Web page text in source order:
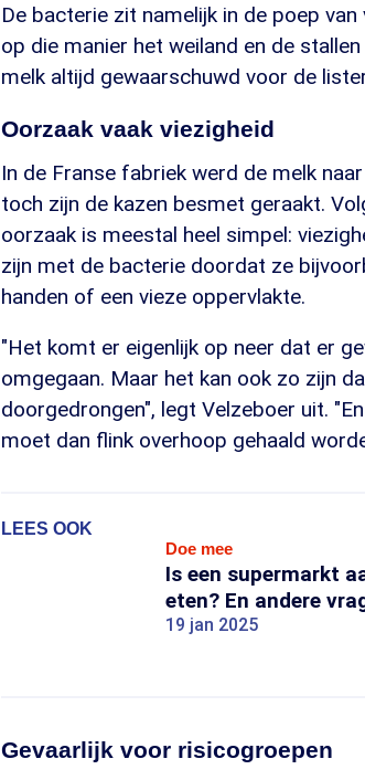
De bacterie zit namelijk in de poep
op die manier het weiland en de
melk altijd gewaarschuwd voor de
Oorzaak vaak viezigheid
In de Franse fabriek werd de melk
toch zijn de kazen besmet geraakt.
oorzaak is meestal heel simpel:
zijn met de bacterie doordat ze
handen of een vieze oppervlakte.
"Het komt er eigenlijk op neer dat er
omgegaan. Maar het kan ook zo zijn
doorgedrongen", legt Velzeboer uit.
moet dan flink overhoop gehaald
LEES OOK
Doe mee
Is een supermarkt
eten? En andere
19 jan 2025
Gevaarlijk voor risicogroepen